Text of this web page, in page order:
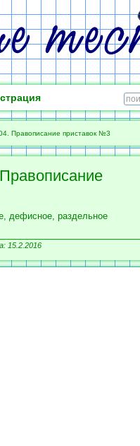
Правописание приставок №3
дефисное, раздельное
15.2.2016